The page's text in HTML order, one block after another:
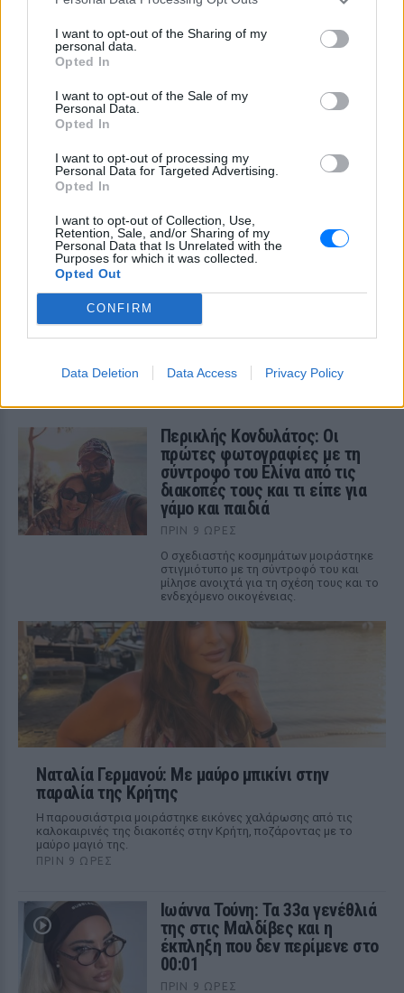
I want to opt-out of the Sharing of my
personal data.
Opted In
I want to opt-out of the Sale of my
Personal Data.
Opted In
I want to opt-out of processing my
Personal Data for Targeted Advertising.
Opted In
I want to opt-out of Collection, Use,
Retention, Sale, and/or Sharing of my
Personal Data that Is Unrelated with the
Purposes for which it was collected.
Opted Out
CONFIRM
Data Deletion Data Access Privacy Policy
ΣΤΗΝ ΙΔΙΑ ΚΑΤΗΓΟΡΙΑ
Ο Αντετοκούνμπο μιμήθηκε τις
γκριμάτσες του Αντεμπάγιο ‑
Οι Μαϊάμι Χιτ δημοσίευσαν βίντεο με τον
σε μια αστεία «ανταλλαγή» μεταξύ των
δύο σούπερ σταρ.
Κωνσταντίνος Αργυρός και
στιγμές με τα παιδιά τους σε
ΠΡΙΝ 9 ΏΡΕΣ
από τις οικογενειακές τους διακοπές με
Περικλής Κονδυλάτος: Οι
πρώτες φωτογραφίες με τη
σύντροφό του Ελίνα από τις
διακοπές τους και τι είπε για
γάμο και παιδιά
ΠΡΙΝ 9 ΏΡΕΣ
Ο σχεδιαστής κοσμημάτων μοιράστηκε
στιγμιότυπο με τη σύντροφό του και
μίλησε ανοιχτά για τη σχέση τους και το
ενδεχόμενο οικογένειας.
Ναταλία Γερμανού: Με μαύρο μπικίνι στην
παραλία της Κρήτης
Η παρουσιάστρια μοιράστηκε εικόνες χαλάρωσης από τις
καλοκαιρινές της διακοπές στην Κρήτη, ποζάροντας με το
μαύρο μαγιό της.
ΠΡΙΝ 9 ΏΡΕΣ
Ιωάννα Τούνη: Τα 33α γενέθλιά
της στις Μαλδίβες και η
έκπληξη που δεν περίμενε στο
00:01
ΠΡΙΝ 9 ΏΡΕΣ